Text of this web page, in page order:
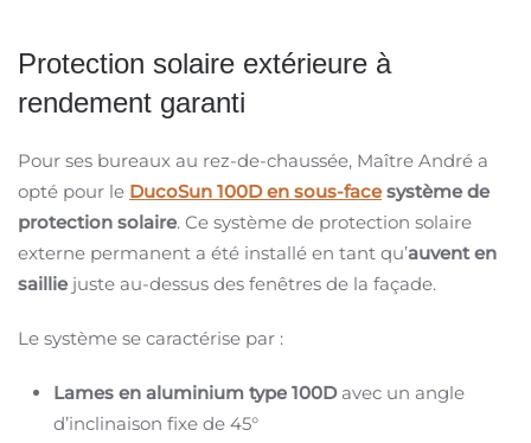
Protection solaire extérieure à
rendement garanti
Pour ses bureaux au rez-de-chaussée, Maître André a
opté pour le DucoSun 100D en sous-facesystème de
protection solaire. Ce système de protection solaire
externe permanent a été installé en tant qu’auvent en
saillie juste au-dessus des fenêtres de la façade.
Le système se caractérise par :
Lames en aluminium type 100Davec un angle
d’inclinaison fixe de 45°